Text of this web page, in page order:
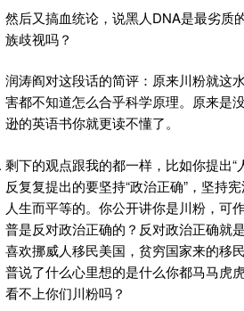
然后又搞血统论，说黑人DNA是最劣质
族歧视吗？
润涛阎对这段话的简评：原来川粉就这
害都不知道怎么合乎科学原理。原来是
逊的英语书你就更读不懂了。
剩下的观点跟我的都一样，比如你提出“
反复复提出的要坚持“政治正确”，坚持
人生而平等的。你公开讲你是川粉，可
普是反对政治正确的？反对政治正确就
喜欢挪威人移民美国，贫穷国家来的移
普说了什么心里想的是什么你都马马虎
看不上你们川粉吗？